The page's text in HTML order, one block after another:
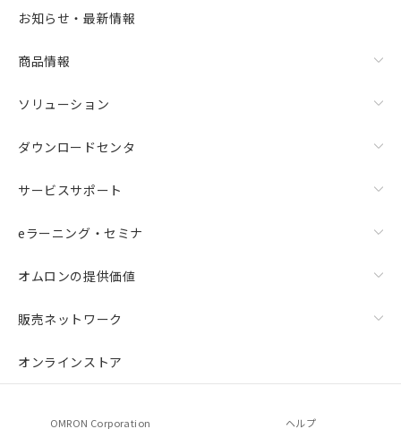
お知らせ・最新情報
商品情報
ソリューション
ダウンロードセンタ
サービスサポート
eラーニング・セミナ
オムロンの提供価値
販売ネットワーク
オンラインストア
OMRON Corporation ヘルプ